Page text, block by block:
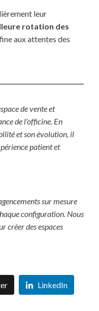
leur
rotation des
aux attentes des
de vente et
de l’officine. En
et son évolution, il
patient et
sur mesure
configuration. Nous
créer des espaces
LinkedIn